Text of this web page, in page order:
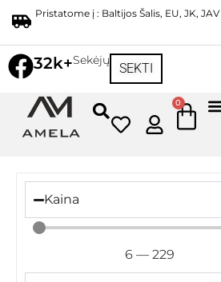
Pristatome į : Baltijos Šalis, EU, JK, JAV
32k+Sekėjų
SEKTI
0
Kaina
6 —229